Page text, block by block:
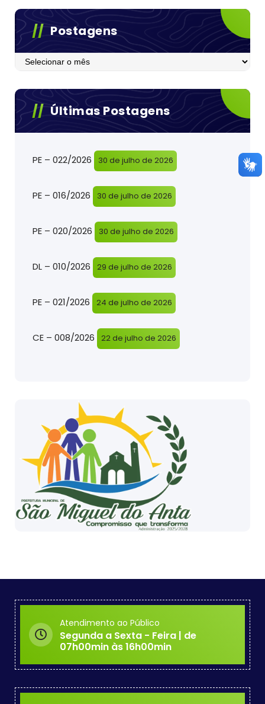
Postagens
Postagens
Últimas Postagens
PE – 022/2026 30 de julho de 2026
PE – 016/2026 30 de julho de 2026
PE – 020/2026 30 de julho de 2026
DL – 010/2026 29 de julho de 2026
PE – 021/2026 24 de julho de 2026
CE – 008/2026 22 de julho de 2026
Atendimento ao Público
Segunda a Sexta - Feira | de
07h00min às 16h00min